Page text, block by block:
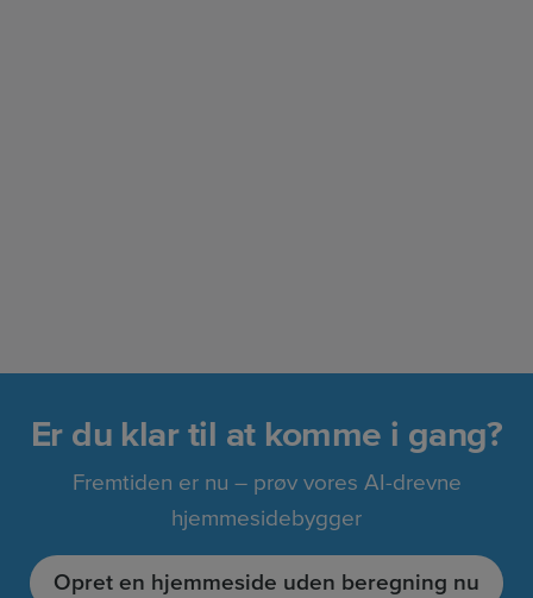
Er du klar til at komme i gang?
Fremtiden er nu – prøv vores AI-drevne
hjemmesidebygger
Opret en hjemmeside uden beregning nu